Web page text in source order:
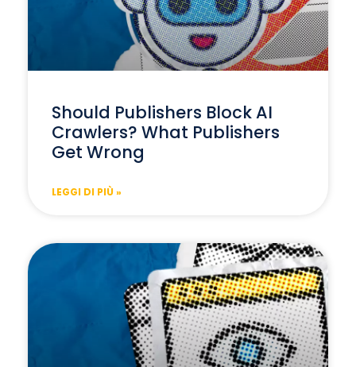
Should Publishers Block AI
Crawlers? What Publishers
Get Wrong
LEGGI DI PIÙ »